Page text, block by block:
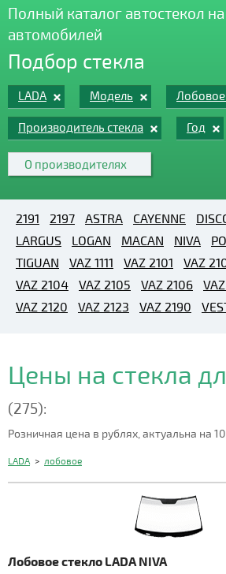
Полный каталог автостекол
автомобилей
Подбор стекла
LADA Модель Лобовое
Производитель стекла Год
О производителях
2191 2197 ASTRA CAYENNE
LARGUS
LOGAN MACAN NIVA
TIGUAN
VAZ 1111 VAZ 2101 VAZ
VAZ 2104
VAZ 2105 VAZ 2106
VAZ 2120
VAZ 2123 VAZ 2190
Цены на стекла
(275):
Розничная цена в рублях, актуальна на
LADA > лобовое
Лобовое стекло LADA NIVA